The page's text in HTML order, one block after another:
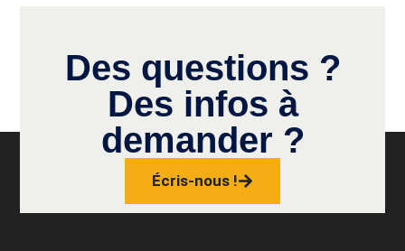
Des questions ?
Des infos à
demander ?
Écris-nous !